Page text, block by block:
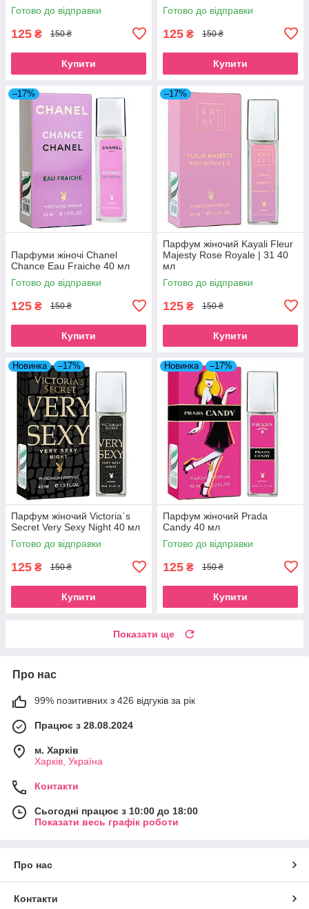
Готово до відправки
125 ₴ 150 ₴
Купити
Готово до відправки
125 ₴ 150 ₴
Купити
–17%
Парфуми жіночі Chanel
Chance Eau Fraiche 40 мл
Готово до відправки
125 ₴ 150 ₴
Купити
–17%
Парфум жіночий Kayali Fleur
Majesty Rose Royale | 31 40
мл
Готово до відправки
125 ₴ 150 ₴
Купити
Новинка –17%
Парфум жіночий Victoria`s
Secret Very Sexy Night 40 мл
Готово до відправки
125 ₴ 150 ₴
Купити
Новинка –17%
Парфум жіночий Prada
Candy 40 мл
Готово до відправки
125 ₴ 150 ₴
Купити
Показати ще
Про нас
99% позитивних з 426 відгуків за рік
Працює з 28.08.2024
м. Харків
Харків, Україна
Контакти
Сьогодні працює з 10:00 до 18:00
Показати весь графік роботи
Про нас
Контакти